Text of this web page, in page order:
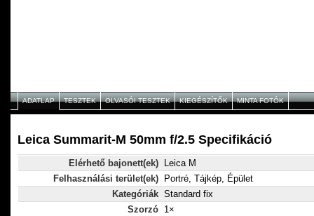
ADATLAP TESZTEK OLVASÓI TESZTEK KIEGÉSZÍTŐK MINTA FOTÓK
Leica Summarit-M 50mm f/2.5 Specifikáció
Elérhető bajonett(ek)
Leica M
Felhasználási terület(ek)
Portré, Tájkép, Épület
Kategóriák Standard fix
Szorzó 1×